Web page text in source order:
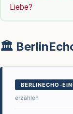
Liebe?
🏛️
BERLINECHO-
erzählen